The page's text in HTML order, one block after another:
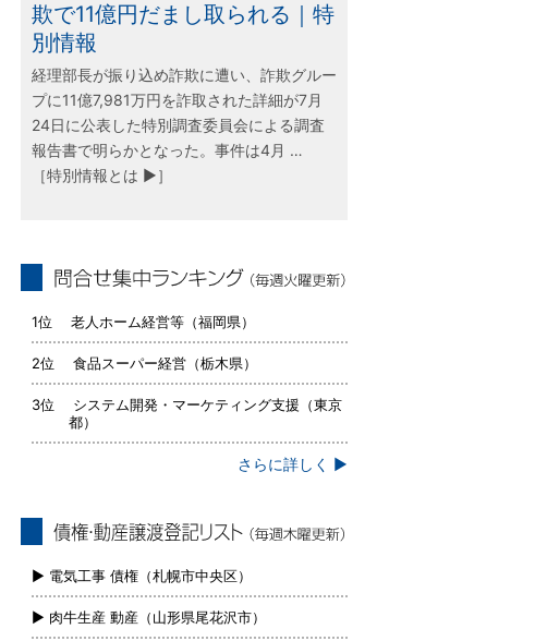
欺で11億円だまし取られる｜特
別情報
経理部長が振り込め詐欺に遭い、詐欺グルー
プに11億7,981万円を詐取された詳細が7月
24日に公表した特別調査委員会による調査
報告書で明らかとなった。事件は4月 …
［特別情報とは ▶］
1位 老人ホーム経営等（福岡県）
2位 食品スーパー経営（栃木県）
3位 システム開発・マーケティング支援（東京
都）
さらに詳しく ▶
新）
▶ 電気工事 債権（札幌市中央区）
▶ 肉牛生産 動産（山形県尾花沢市）